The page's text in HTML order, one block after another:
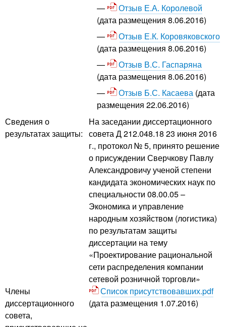
Отзыв Е.А. Королевой
(дата размещения 8.06.2016)
Отзыв Е.К. Коровяковского
(дата размещения 8.06.2016)
Отзыв В.С. Гаспаряна
(дата размещения 8.06.2016)
Отзыв Б.С. Касаева (дата
размещения 22.06.2016)
Сведения о
результатах защиты:
На заседании диссертационного
совета Д 212.048.18 23 июня 2016
г., протокол № 5, принято решение
о присуждении Сверчкову Павлу
Александровичу ученой степени
кандидата экономических наук по
специальности 08.00.05 –
Экономика и управление
народным хозяйством (логистика)
по результатам защиты
диссертации на тему
«Проектирование рациональной
сети распределения компании
сетевой розничной торговли»
Члены
диссертационного
совета,
Список присутствовавших.pdf
(дата размещения 1.07.2016)